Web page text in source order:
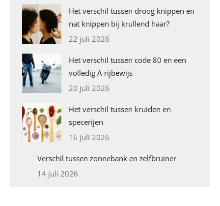
Het verschil tussen droog knippen en
nat knippen bij krullend haar?
22 juli 2026
Het verschil tussen code 80 en een
volledig A-rijbewijs
20 juli 2026
Het verschil tussen kruiden en
specerijen
16 juli 2026
Verschil tussen zonnebank en zelfbruiner
14 juli 2026